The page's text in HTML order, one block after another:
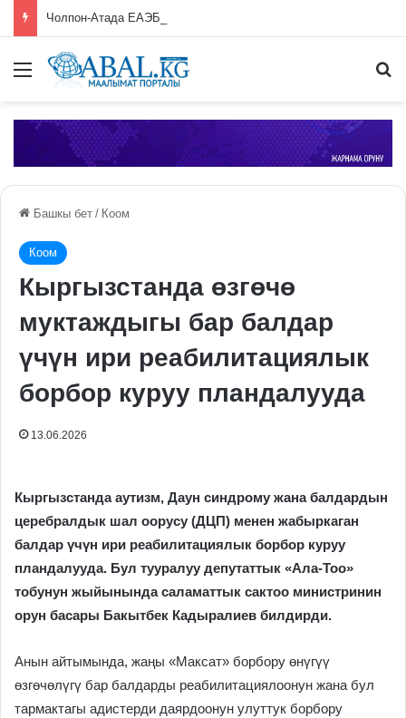
Меню
Башкы бет / Коом
Коом
Кыргызстанда өзгөчө
муктаждыгы бар балдар
үчүн ири реабилитациялык
борбор куруу пландалууда
13.06.2026
Кыргызстанда аутизм, Даун синдрому жана балдардын
церебралдык шал оорусу (ДЦП) менен жабыркаган
балдар үчүн ири реабилитациялык борбор куруу
пландалууда. Бул тууралуу депутаттык «Ала-Тоо»
тобунун жыйынында саламаттык сактоо министринин
орун басары Бакытбек Кадыралиев билдирди.
Анын айтымында, жаңы «Максат» борбору өнүгүү
өзгөчөлүгү бар балдарды реабилитациялоонун жана бул
тармактагы адистерди даярдоонун улуттук борбору